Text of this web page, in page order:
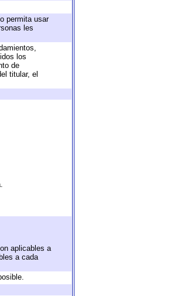
permita usar
les
los
de
titular, el
aplicables a
a cada